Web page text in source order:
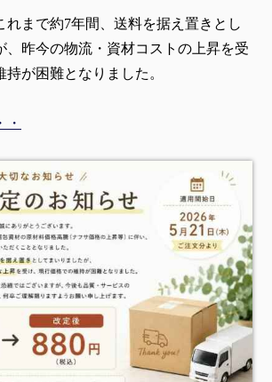
れまで約7年間、送料を据え置きとし
、昨今の物流・資材コストの上昇を受
が困難となりました。
・